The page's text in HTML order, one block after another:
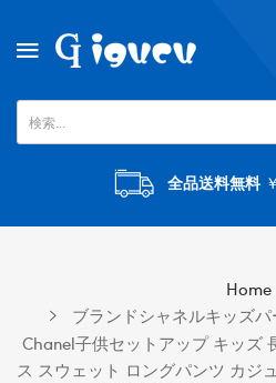
全品送料無料
Home
ブランドシャネルキッズ
Chanel子供セットアップ キッズ
ス スウェット ロングパンツ カジ